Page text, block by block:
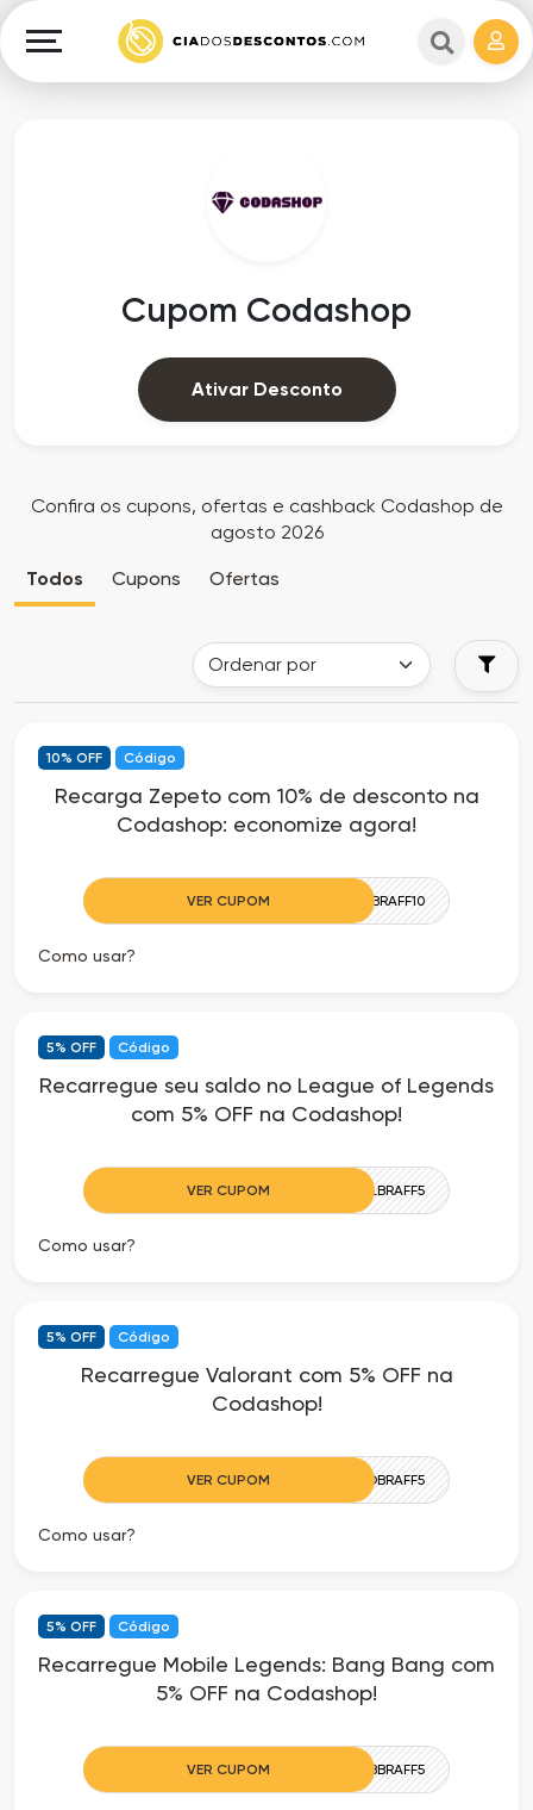
Cashback
Lojas
Todos
os
Departamentos
Todas
Todas
Explorar
Cupons
DinheiroCupom Codashop
Ativar Desconto
Confira os cupons, ofertas e cashback Codashop de
agosto 2026
Todos Cupons Ofertas
10% OFF Código
Recarga Zepeto com 10% de desconto na
Codashop: economize agora!
VER CUPOM ZEPBRAFF10
Como usar?
5% OFF Código
Recarregue seu saldo no League of Legends
com 5% OFF na Codashop!
VER CUPOM LOLBRAFF5
Como usar?
5% OFF Código
Recarregue Valorant com 5% OFF na
Codashop!
VER CUPOM VALOBRAFF5
Como usar?
5% OFF Código
Recarregue Mobile Legends: Bang Bang com
5% OFF na Codashop!
VER CUPOM MLBBBRAFF5